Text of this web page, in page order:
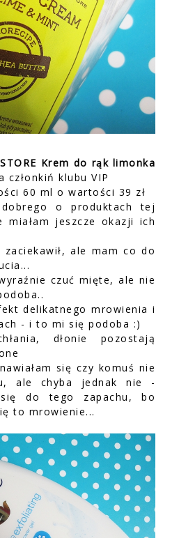
STORE Krem do rąk limonka
członkiń klubu VIP
60 ml o wartości 39 zł
dobrego o produktach tej
miałam jeszcze okazji ich
ale mam co do
czuć mięte, ale nie
delikatnego mrowienia i
- i to mi się podoba :)
dłonie pozostają
się czy komuś nie
ale chyba jednak nie -
się do tego zapachu, bo
to mrowienie...